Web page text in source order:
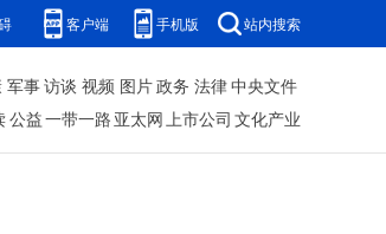
客户端 手机版 站内搜索
军事访谈 视频 图片政务 法律中央文件
公益一带一路 亚太网上市公司 文化产业